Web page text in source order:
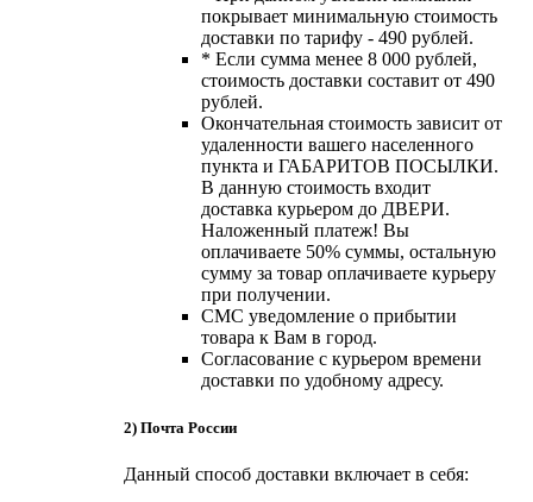
покрывает минимальную стоимость
доставки по тарифу - 490 рублей.
* Если сумма менее 8 000 рублей,
стоимость доставки составит от 490
рублей.
Окончательная стоимость зависит от
удаленности вашего населенного
пункта и ГАБАРИТОВ ПОСЫЛКИ.
В данную стоимость входит
доставка курьером до ДВЕРИ.
Наложенный платеж! Вы
оплачиваете 50% суммы, остальную
сумму за товар оплачиваете курьеру
при получении.
СМС уведомление о прибытии
товара к Вам в город.
Согласование с курьером времени
доставки по удобному адресу.
2) Почта России
Данный способ доставки включает в себя: